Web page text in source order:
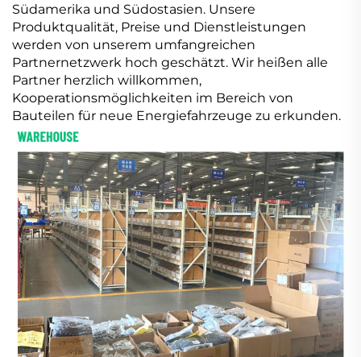
Südamerika und Südostasien. Unsere
Produktqualität, Preise und Dienstleistungen
werden von unserem umfangreichen
Partnernetzwerk hoch geschätzt. Wir heißen alle
Partner herzlich willkommen,
Kooperationsmöglichkeiten im Bereich von
Bauteilen für neue Energiefahrzeuge zu erkunden.